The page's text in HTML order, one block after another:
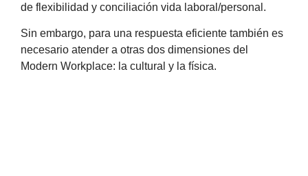
de flexibilidad y conciliación vida laboral/personal.
Sin embargo, para una respuesta eficiente también es
necesario atender a otras dos dimensiones del
Modern Workplace: la cultural y la física.